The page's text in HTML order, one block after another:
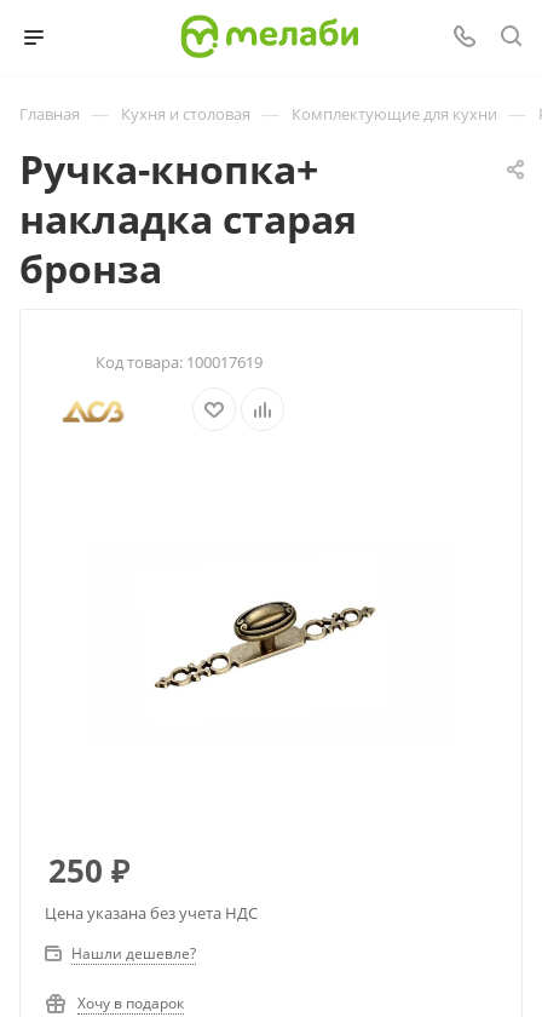
Главная — Кухня и столовая — Комплектующие для кухни —
Ручка-кнопка+
накладка старая
бронза
Код товара: 100017619
250 ₽
Цена указана без учета НДС
Нашли дешевле?
Хочу в подарок